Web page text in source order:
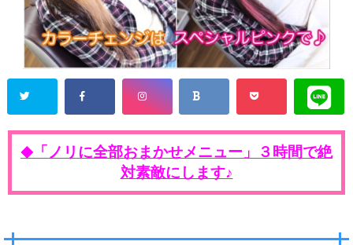
◆
「ノリに全部おまかせメニュー」３時間で絶
対素敵にします♪